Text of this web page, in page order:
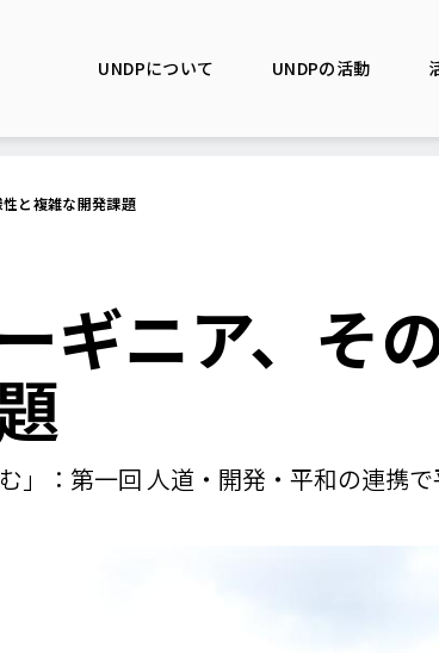
UNDPについて UNDPの活動
と複雑な開発課題
ギニア、そ
」：第一回 人道・開発・平和の連携で